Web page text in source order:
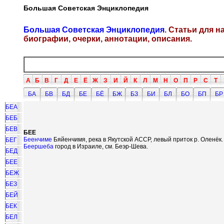
Большая Советская Энциклопедия
Большая Советская Энциклопедия. Статьи для
биографии, очерки, аннотации, описания.
А Б В Г Д Е Ё Ж З И Й К Л М Н О П Р С Т
БА
БВ БД БЕ БЁ БЖ БЗ БИ БЛ БО БП
БР
БЕА
БЕБ
БЕВ
БЕГ
БЕД
БЕЕ
БЕЖ
БЕЗ
БЕЙ
БЕК
БЕЛ
БЕЕ
Беенчиме Бяйенчимя, река в Якутской АССР, левый приток р. Оленёк.
Беершеба город в Израиле, см. Беэр-Шева.